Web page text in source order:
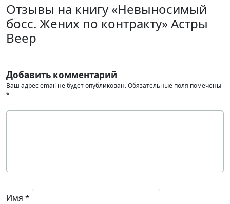
Отзывы на книгу «Невыносимый
босс. Жених по контракту» Астры
Веер
Добавить комментарий
Ваш адрес email не будет опубликован.Обязательные поля помечены
*
Имя *